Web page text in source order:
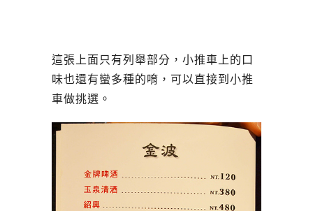
這張上面只有列舉部分，小推車上的口
味也還有蠻多種的唷，可以直接到小推
車做挑選。